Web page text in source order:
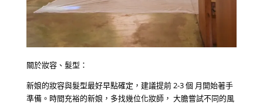
關於妝容、髮型：
新娘的妝容與髮型最好早點確定，建議提前 2-3 個 月開始著手
準備。時間充裕的新娘，多找幾位化妝師， 大膽嘗試不同的風